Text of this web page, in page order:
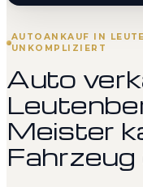
AUTOANKAUF IN
UNKOMPLIZIERT
Auto
Meister